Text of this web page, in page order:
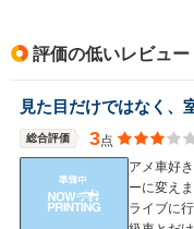
評価の低いレビュー
見た目だけではなく、
総合評価 3点
アメ車好
ーに変え
ライブに